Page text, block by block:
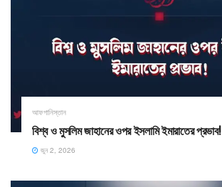
আফগানিস্তান
​বিশ্ব ও মুসলিম জাহানের ওপর ইসলামি ইমারাতের প্রভাব!
জুন 2, 2026